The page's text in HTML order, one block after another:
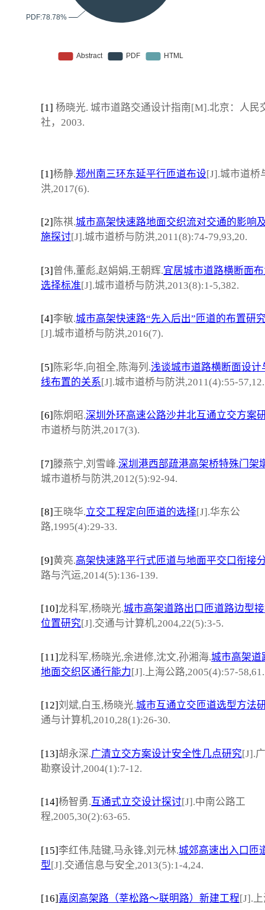
[1] 杨晓光. 城市道路交通设计指南[M].北京：人民
社，2003.
[1]杨静.郑州南三环东延平行匝道布设[J].城市道桥
洪,2017(6).
[2] 陈祺.城市高架快速路地面交织流对交通的影响
施探讨[J].城市道桥与防洪,2011(8):74-79,93,20.
[3]曾伟,董彪,赵娟娟,王朝辉.宜居城市道路横断面
选择标准[J].城市道桥与防洪,2013(8):1-5,382.
[4]李敏.城市高架快速路“先入后出”匝道的布置研
[J].城市道桥与防洪,2016(7).
[5] 陈彩华,向祖全,陈海列.浅谈城市道路横断面设计
线布置的关系[J].城市道桥与防洪,2011(4):55-57,12.
[6] 陈炯昭.深圳外环高速公路沙井北互通立交方案
市道桥与防洪,2017(3).
[7]滕燕宁,刘雪峰.深圳港西部疏港高架桥特殊门架
城市道桥与防洪,2012(5):92-94.
[8] 王晓华.立交工程定向匝道的选择[J].华东公
路,1995(4):29-33.
[9]黄亮.高架快速路平行式匝道与地面平交口衔接
路与汽运,2014(5):136-139.
[10] 龙科军,杨晓光.城市高架道路出口匝道路边型
位置研究[J].交通与计算机,2004,22(5):3-5.
[11]龙科军,杨晓光,余进修,沈文,孙湘海.城市高架道
地面交织区通行能力[J].上海公路,2005(4):57-58,61.
[12]刘斌,白玉,杨晓光.城市互通立交匝道选型方法
通与计算机,2010,28(1):26-30.
[13]胡永深.广清立交方案设计安全性几点研究[J].
勘察设计,2004(1):7-12.
[14]杨智勇.互通式立交设计探讨[J].中南公路工
程,2005,30(2):63-65.
[15]李红伟,陆键,马永锋,刘元林.城郊高速出入口匝
型[J].交通信息与安全,2013(5):1-4,24.
[16] 嘉闵高架路（莘松路～联明路）新建工程[J].